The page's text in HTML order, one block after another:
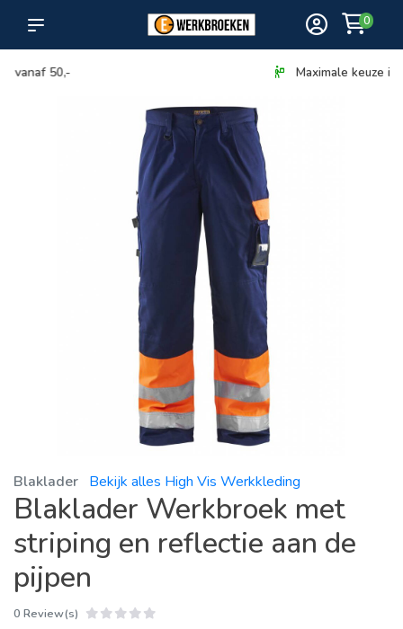
0
Maximale keuze in bezorging
Blaklader Bekijk alles High Vis Werkkleding
Blaklader Werkbroek met
striping en reflectie aan de
pijpen
0 Review(s)